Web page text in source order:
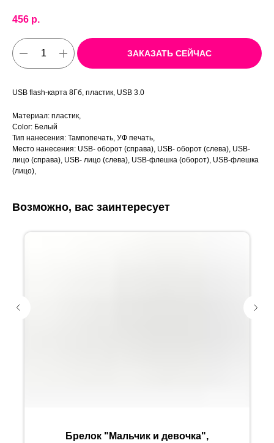
456 р.
ЗАКАЗАТЬ СЕЙЧАС
USB flash-карта 8Гб, пластик, USB 3.0
Материал: пластик,
Color: Белый
Тип нанесения: Тампопечать, УФ печать,
Место нанесения: USB- оборот (справа), USB- оборот (слева), USB-
лицо (справа), USB- лицо (слева), USB-флешка (оборот), USB-флешка
(лицо),
Возможно, вас заинтересует
Брелок "Мальчик и девочка",